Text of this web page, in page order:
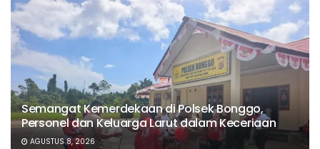
Semangat Kemerdekaan di Polsek Bonggo,
Personel dan Keluarga Larut dalam Keceriaan
AGUSTUS 8, 2026